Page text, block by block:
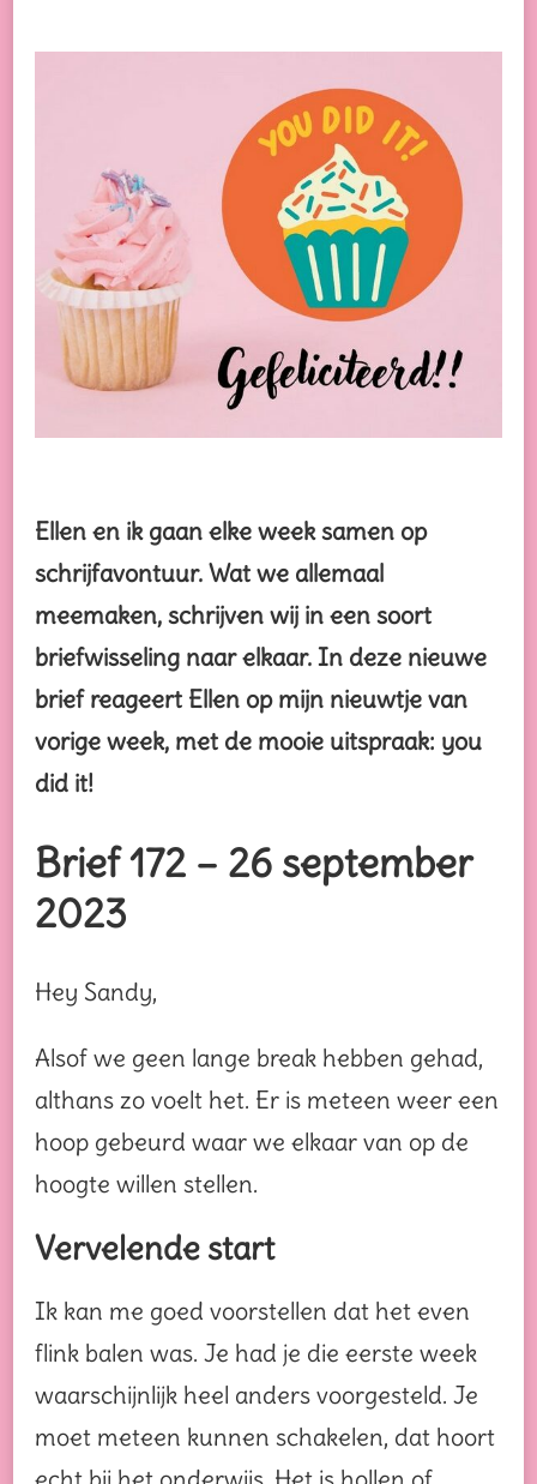
IT!
Ellen en ik gaan elke week samen op
schrijfavontuur. Wat we allemaal
meemaken, schrijven wij in een soort
briefwisseling naar elkaar. In deze nieuwe
brief reageert Ellen op mijn nieuwtje van
vorige week, met de mooie uitspraak: you
did it!
Brief 172 – 26 september
2023
Hey Sandy,
Alsof we geen lange break hebben gehad,
althans zo voelt het. Er is meteen weer een
hoop gebeurd waar we elkaar van op de
hoogte willen stellen.
Vervelende start
Ik kan me goed voorstellen dat het even
flink balen was. Je had je die eerste week
waarschijnlijk heel anders voorgesteld. Je
moet meteen kunnen schakelen, dat hoort